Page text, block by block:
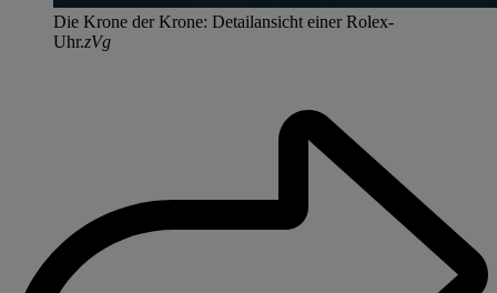
Die Krone der Krone: Detailansicht einer Rolex-
Uhr.zVg